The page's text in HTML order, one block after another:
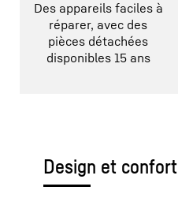
Des appareils faciles à
réparer, avec des
pièces détachées
disponibles 15 ans
Design et confort